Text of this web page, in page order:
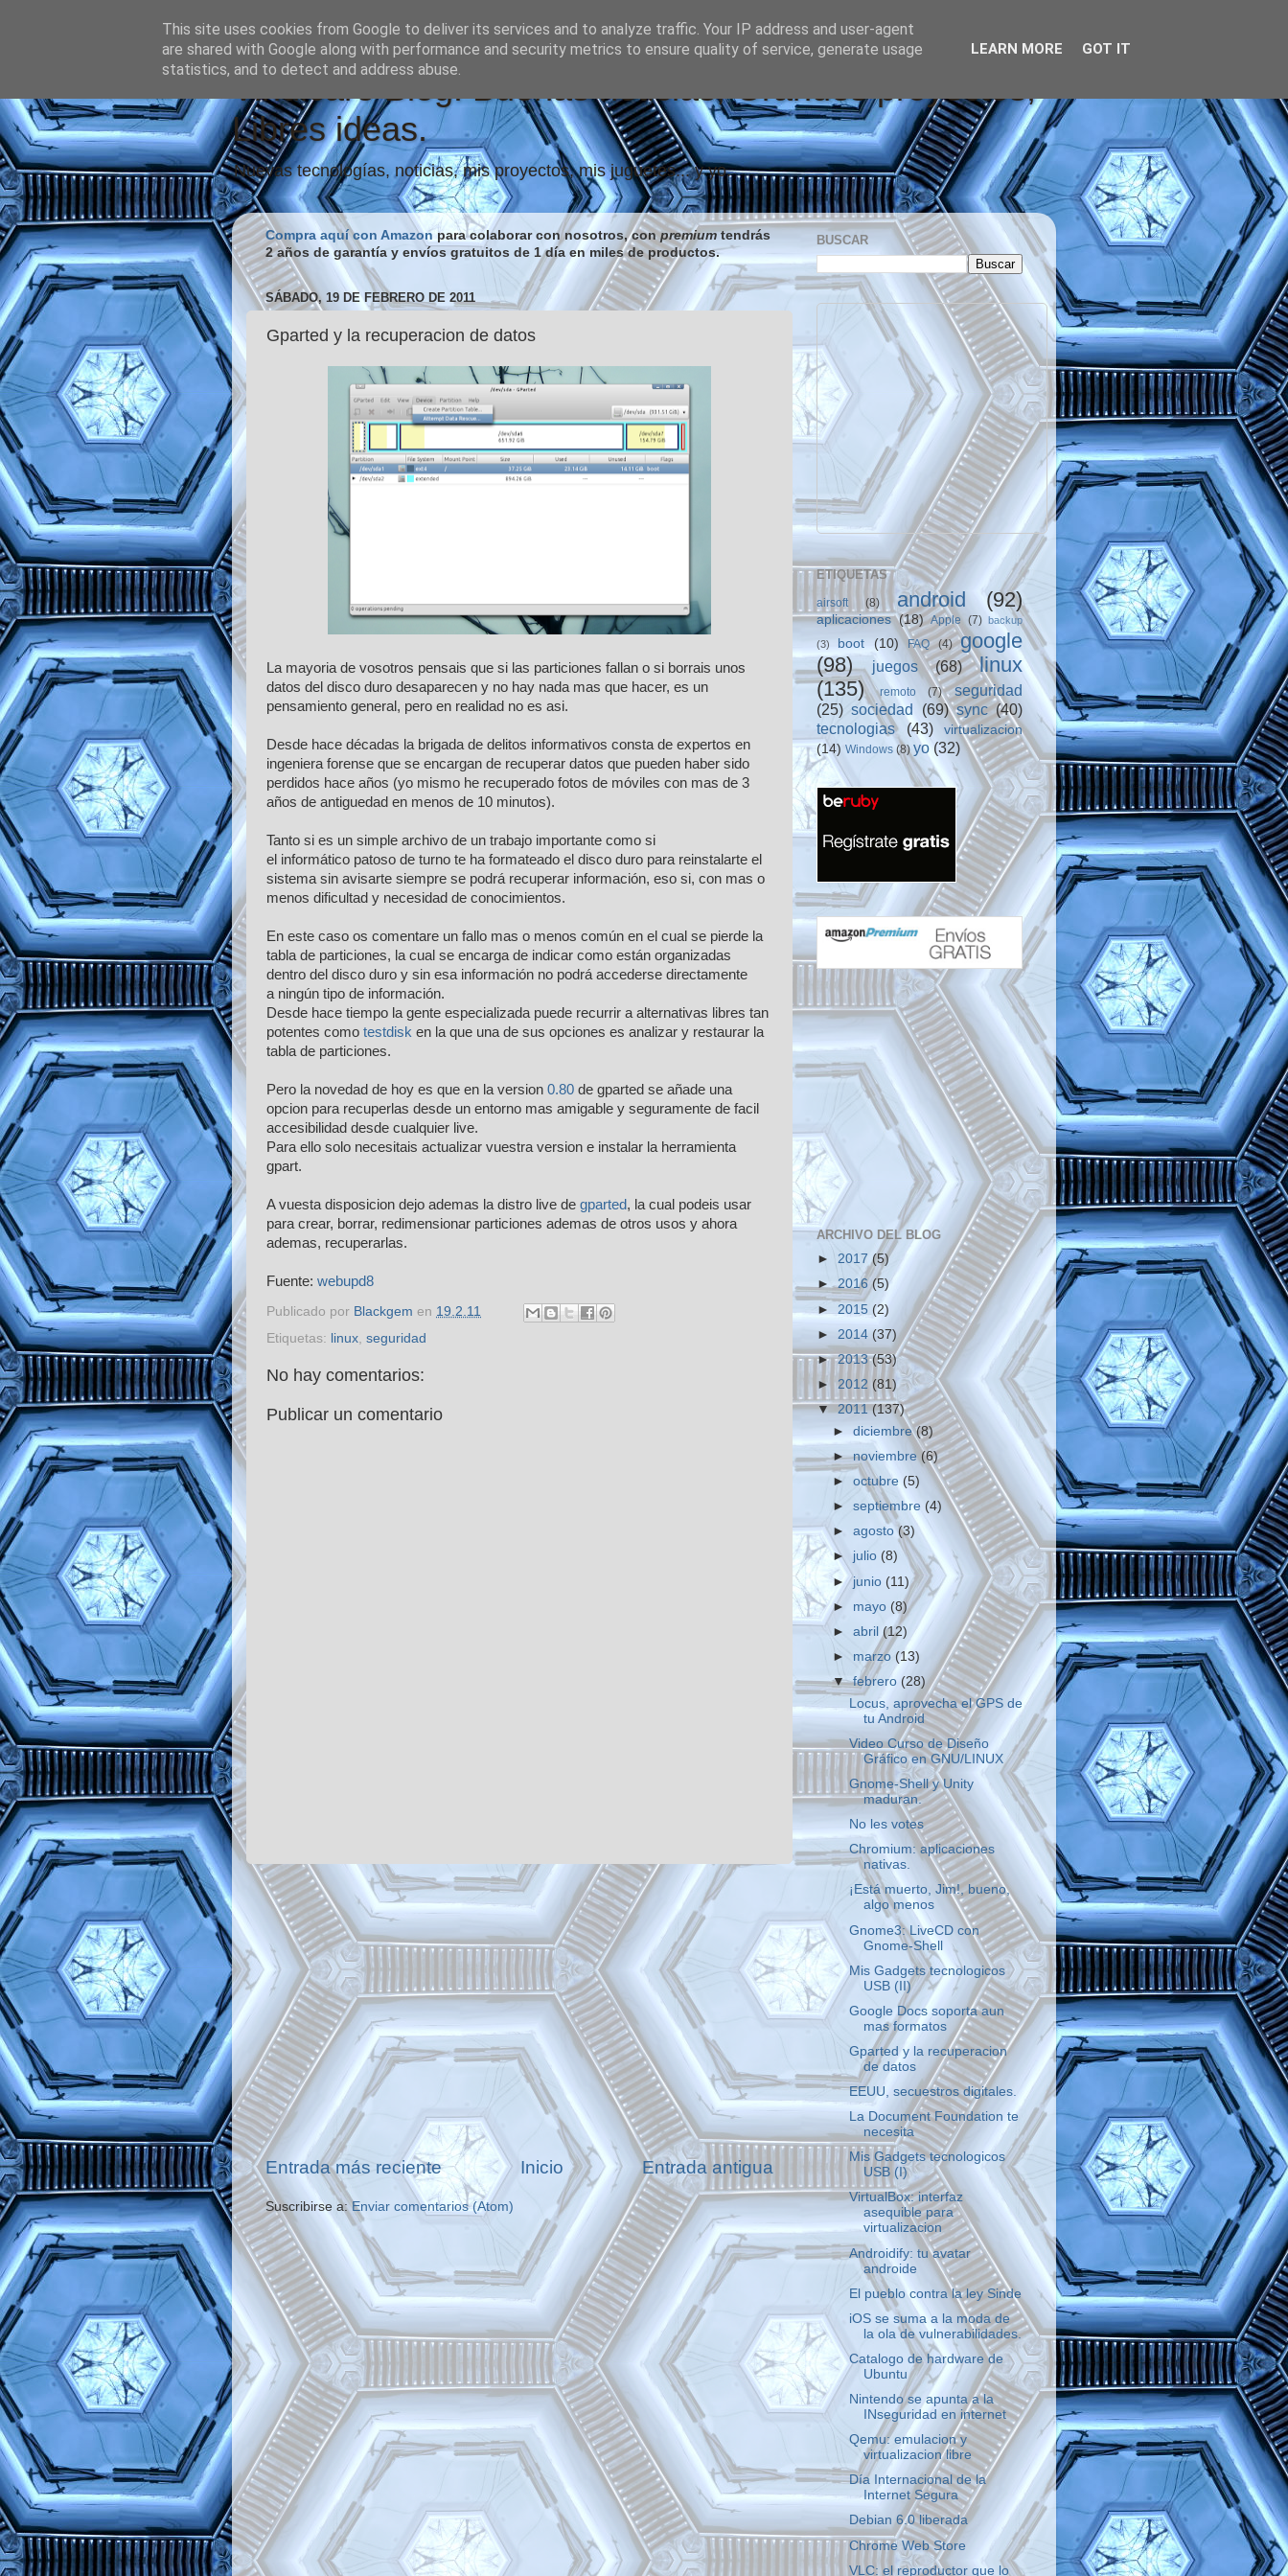
Vindicare Blog: Buenas noticias, Grandes proyectos,
Libres ideas.
Nuevas tecnologías, noticias, mis proyectos, mis juguetes... y yo.
Compra aquí con Amazon para colaborar con nosotros, conpremiumtendrás
2 años de garantía y envíos gratuitos de 1 día en miles de productos.
SÁBADO, 19 DE FEBRERO DE 2011
Gparted y la recuperacion de datos
La mayoria de vosotros pensais que si las particiones fallan o si borrais unos
datos del disco duro desaparecen y no hay nada mas que hacer, es un
pensamiento general, pero en realidad no es asi.
Desde hace décadas la brigada de delitos informativos consta de expertos en
ingeniera forense que se encargan de recuperar datos que pueden haber sido
perdidos hace años (yo mismo he recuperado fotos de móviles con mas de 3
años de antiguedad en menos de 10 minutos).
Tanto si es un simple archivo de un trabajo importante como si
el informático patoso de turno te ha formateado el disco duro para reinstalarte el
sistema sin avisarte siempre se podrá recuperar información, eso si, con mas o
menos dificultad y necesidad de conocimientos.
En este caso os comentare un fallo mas o menos común en el cual se pierde la
tabla de particiones, la cual se encarga de indicar como están organizadas
dentro del disco duro y sin esa información no podrá accederse directamente
a ningún tipo de información.
Desde hace tiempo la gente especializada puede recurrir a alternativas libres tan
potentes como testdisk en la que una de sus opciones es analizar y restaurar la
tabla de particiones.
Pero la novedad de hoy es que en la version 0.80 de gparted se añade una
opcion para recuperlas desde un entorno mas amigable y seguramente de facil
accesibilidad desde cualquier live.
Para ello solo necesitais actualizar vuestra version e instalar la herramienta
gpart.
A vuesta disposicion dejo ademas la distro live de gparted, la cual podeis usar
para crear, borrar, redimensionar particiones ademas de otros usos y ahora
ademas, recuperarlas.
Fuente: webupd8
Publicado por Blackgem en 19.2.11
Etiquetas: linux, seguridad
No hay comentarios:
Publicar un comentario
Entrada más reciente Entrada antigua
Inicio
Suscribirse a:Enviar comentarios (Atom)
BUSCAR
ETIQUETAS
airsoft (8) android (92)
aplicaciones (18) Apple (7) backup
(3) boot (10) FAQ (4)
google
(98)
juegos (68)
linux
(135)
remoto (7)
seguridad
(25) sociedad (69) sync (40)
tecnologias
(43)
virtualizacion
(14) Windows (8) yo (32)
ARCHIVO DEL BLOG
► 2017(5)
►2016(5)
► 2015 (2)
► 2014 (37)
►2013(53)
► 2012 (81)
▼2011(137)
►diciembre(8)
►noviembre (6)
►octubre (5)
►septiembre (4)
►agosto(3)
► julio (8)
►junio (11)
► mayo (8)
►abril(12)
► marzo (13)
▼febrero(28)
Locus, aprovecha el GPS de
tu Android
Video Curso de Diseño
Gráfico en GNU/LINUX
Gnome-Shell y Unity
maduran.
No les votes
Chromium: aplicaciones
nativas.
¡Está muerto, Jim!, bueno,
algo menos
Gnome3: LiveCD con
Gnome-Shell
Mis Gadgets tecnologicos
USB (II)
Google Docs soporta aun
mas formatos
Gparted y la recuperacion
de datos
EEUU, secuestros digitales.
La Document Foundation te
necesita
Mis Gadgets tecnologicos
USB (I)
VirtualBox: interfaz
asequible para
virtualizacion
Androidify: tu avatar
androide
El pueblo contra la ley Sinde
iOS se suma a la moda de
la ola de vulnerabilidades.
Catalogo de hardware de
Ubuntu
Nintendo se apunta a la
INseguridad en internet
Qemu: emulacion y
virtualizacion libre
Día Internacional de la
Internet Segura
Debian 6.0 liberada
Chrome Web Store
VLC: el reproductor que lo
This site uses cookies from Google to deliver its services and to analyze traffic. Your IP address and user-agent
are shared with Google along with performance and security metrics to ensure quality of service, generate usage
statistics, and to detect and address abuse.
LEARN MORE GOT IT